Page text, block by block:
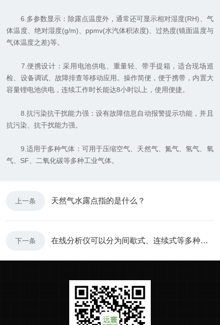
6.多参数显示：除露点温度外，通常还可显示相对湿度(RH)、气
体温度、绝对湿度(g/m)、ppmv(水汽体积浓度)、过热度(镜面温度与
气体温度之差)等。
7.便携设计：采用电池供电、重量轻、带手提箱，适合现场巡
检、设备调试、故障排查等移动应用。操作简便，便于携带，内置大
容量锂电池供电，连续工作时长能达8小时以上，使用便捷。
8.抗污染抗干扰能力强：设有故障信息自动报警提示功能，并且
抗污染、抗干扰能力强。
9.适用于多种气体：可用于压缩空气、天然气、氮气、氢气、氧
气、SF、二氧化碳等多种工业气体。
上一条 天然气水露点指的是什么？
下一条 在线分析仪可以分为间歇式、连续式等多种类型